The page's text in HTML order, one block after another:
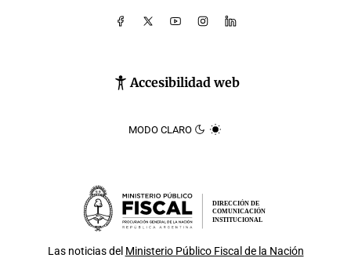
Accesibilidad web
MODO CLARO
DIRECCIÓN DE
COMUNICACIÓN
INSTITUCIONAL
Las noticias del Ministerio Público Fiscal de la Nación